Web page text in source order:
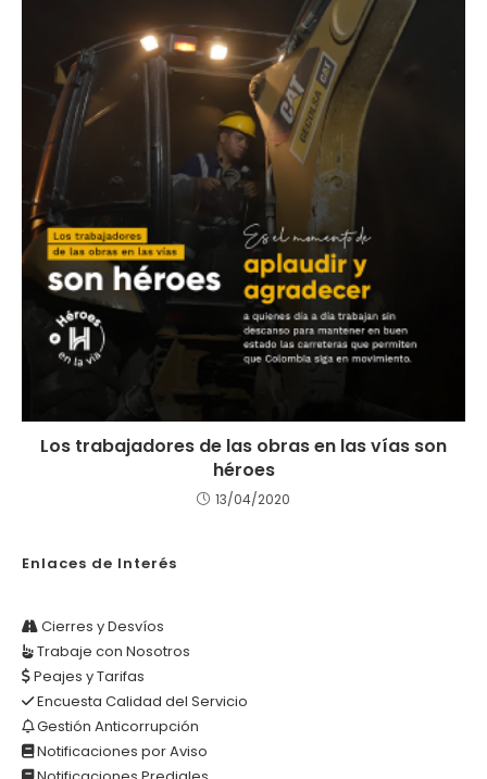
Los trabajadores de las obras en las vías son
héroes
13/04/2020
Enlaces de Interés
Cierres y Desvíos
Trabaje con Nosotros
Peajes y Tarifas
Encuesta Calidad del Servicio
Gestión Anticorrupción
Notificaciones por Aviso